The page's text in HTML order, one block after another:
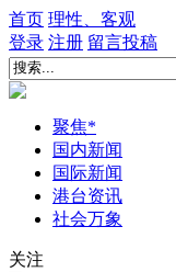
首页 理性、客观
登录 注册 留言投稿
聚焦*
国内新闻
国际新闻
港台资讯
社会万象
关注